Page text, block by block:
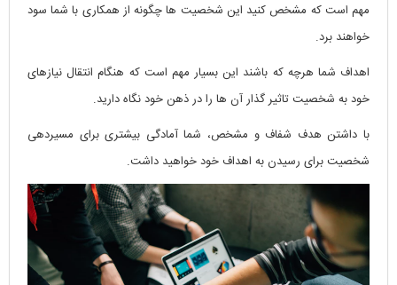
مهم است که مشخص کنید این شخصیت ها چگونه از همکاری با شما سود
خواهند برد.
اهداف شما هرچه که باشند این بسیار مهم است که هنگام انتقال نیازهای
خود به شخصیت تاثیر گذار آن ها را در ذهن خود نگاه دارید.
با داشتن هدف شفاف و مشخص، شما آمادگی بیشتری برای مسیردهی
شخصیت برای رسیدن به اهداف خود خواهید داشت.